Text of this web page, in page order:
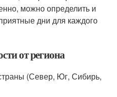
можно определить и
дни для каждого
от региона
(Север, Юг, Сибирь,